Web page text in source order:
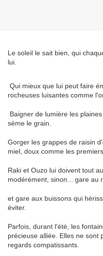
Le soleil le sait bien, qui
lui.
Qui mieux que lui peut faire
rocheuses luisantes comme
Baigner de lumière les
sème le grain.
Gorger les grappes de raisin
miel, doux comme les
Raki et Ouzo lui doivent tout
modérément, sinon... gare au
et gare aux buissons qui
éviter.
Parfois, durant l'été, les
précieuse alliée. Elles ne sont
regards compatissants.